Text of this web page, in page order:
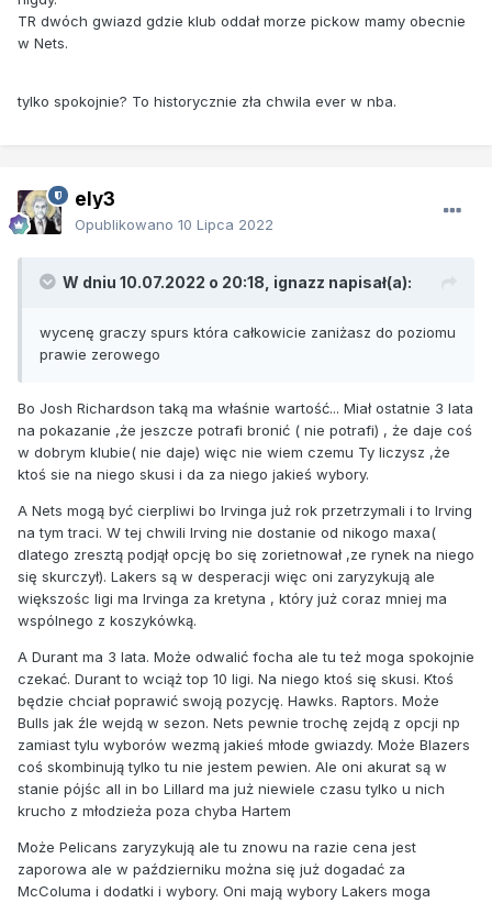
TR dwóch gwiazd gdzie klub oddał morze pickow mamy obecnie
w Nets.
tylko spokojnie? To historycznie zła chwila ever w nba.
ely3
Opublikowano 10 Lipca 2022
W dniu 10.07.2022 o 20:18, ignazz napisał(a):
wycenę graczy spurs która całkowicie zaniżasz do poziomu
prawie zerowego
Bo Josh Richardson taką ma właśnie wartość... Miał ostatnie 3 lata
na pokazanie ,że jeszcze potrafi bronić ( nie potrafi) , że daje coś
w dobrym klubie( nie daje) więc nie wiem czemu Ty liczysz ,że
ktoś sie na niego skusi i da za niego jakieś wybory.
A Nets mogą być cierpliwi bo Irvinga już rok przetrzymali i to Irving
na tym traci. W tej chwili Irving nie dostanie od nikogo maxa(
dlatego zresztą podjął opcję bo się zorietnował ,ze rynek na niego
się skurczył). Lakers są w desperacji więc oni zaryzykują ale
większośc ligi ma Irvinga za kretyna , który już coraz mniej ma
wspólnego z koszykówką.
A Durant ma 3 lata. Może odwalić focha ale tu też moga spokojnie
czekać. Durant to wciąż top 10 ligi. Na niego ktoś się skusi. Ktoś
będzie chciał poprawić swoją pozycję. Hawks. Raptors. Może
Bulls jak źle wejdą w sezon. Nets pewnie trochę zejdą z opcji np
zamiast tylu wyborów wezmą jakieś młode gwiazdy. Może Blazers
coś skombinują tylko tu nie jestem pewien. Ale oni akurat są w
stanie pójśc all in bo Lillard ma już niewiele czasu tylko u nich
krucho z młodzieża poza chyba Hartem
Może Pelicans zaryzykują ale tu znowu na razie cena jest
zaporowa ale w październiku można się już dogadać za
McColuma i dodatki i wybory. Oni mają wybory Lakers moga